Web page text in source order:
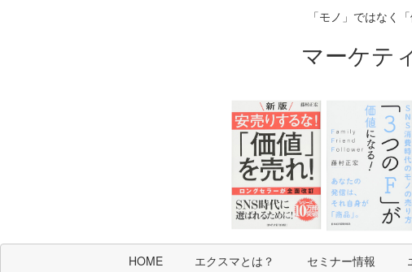
「モノ」ではなく
マーケテ
HOME エクスマとは？ セミナー情報